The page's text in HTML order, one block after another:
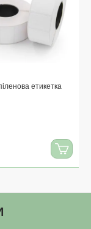
етикетка